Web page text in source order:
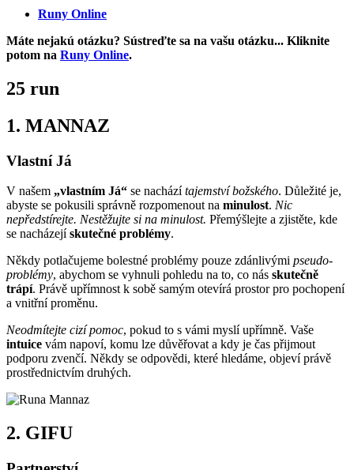
Runy Online
Máte nejakú otázku? Sústreďte sa na vašu otázku... Kliknite
potom na Runy Online.
25 run
1. MANNAZ
Vlastní Já
V našem „vlastním Já“ se nacházítajemství božského. Důležité je,
abyste se pokusili správně rozpomenout na minulost. Nic
nepředstírejte. Nestěžujte si na minulost. Přemýšlejte a zjistěte, kde
se nacházejískutečné problémy.
Někdy potlačujeme bolestné problémy pouze zdánlivými pseudo-
problémy, abychom se vyhnuli pohledu na to, co nás skutečně
trápí. Právě upřímnost k sobě samým otevírá prostor pro pochopení
a vnitřní proměnu.
Neodmítejte cizí pomoc, pokud to s vámi myslí upřímně. Vaše
intuice vám napoví, komu lze důvěřovat a kdy je čas přijmout
podporu zvenčí. Někdy se odpovědi, které hledáme, objeví právě
prostřednictvím druhých.
2. GIFU